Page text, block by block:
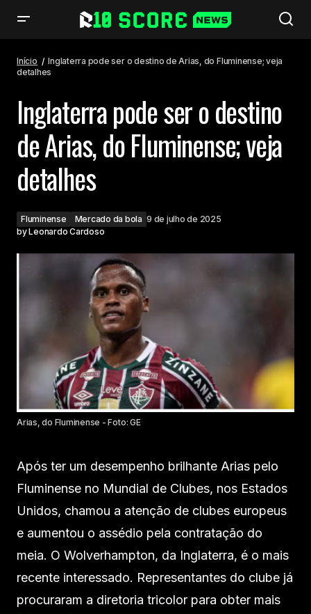
Início
Inglaterra pode ser o destino de Arias, do Fluminense; veja
detalhes
Inglaterra pode ser o destino
de Arias, do Fluminense; veja
detalhes
Fluminense Mercado da bola 9 de julho de 2025
byLeonardo Cardoso
Arias, do Fluminense - Foto: GE
Após ter um desempenho brilhante Arias pelo
Fluminense no Mundial de Clubes, nos Estados
Unidos, chamou a atenção de clubes europeus
e aumentou o assédio pela contratação do
meia. O Wolverhampton, da Inglaterra, é o mais
recente interessado. Representantes do clube já
procuraram a diretoria tricolor para obter mais